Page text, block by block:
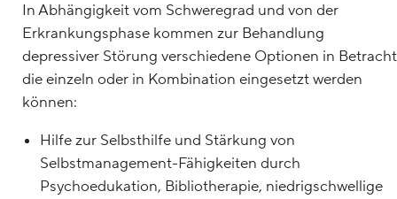
In Abhängigkeit vom Schweregrad und von der
Erkrankungsphase kommen zur Behandlung
depressiver Störung verschiedene Optionen in
die einzeln oder in Kombination eingesetzt werden
können:
Hilfe zur Selbsthilfe und Stärkung von
Selbstmanagement-Fähigkeiten durch
Psychoedukation, Bibliotherapie, niedrigschwellige